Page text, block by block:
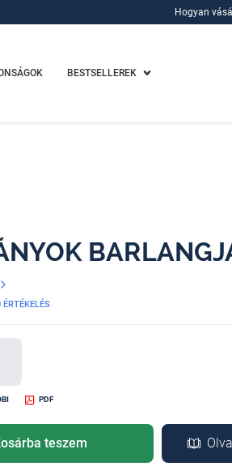
Hogyan
BESTSELLEREK
ÉRTÉKELÉS
PDF
teszem